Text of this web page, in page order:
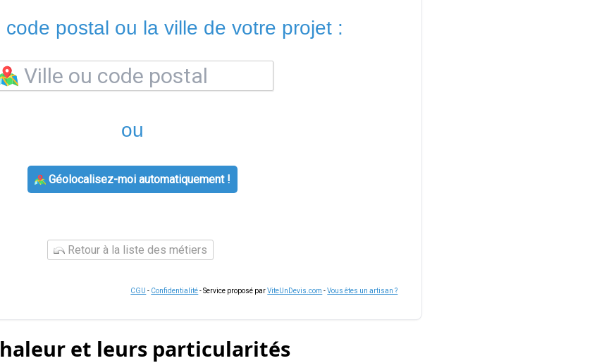
code postal ou la ville de votre projet :
ou
Géolocalisez-moi automatiquement !
Retour à la liste des métiers
CGU - Confidentialité- Service proposé parViteUnDevis.com -Vous êtes un artisan ?
et leurs particularités